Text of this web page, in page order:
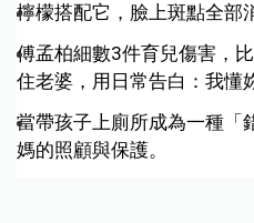
檸檬搭配它，臉上斑點全部
傅孟柏細數3件育兒傷害，
住老婆，用日常告白：我懂
當帶孩子上廁所成為一種「
媽的照顧與保護。